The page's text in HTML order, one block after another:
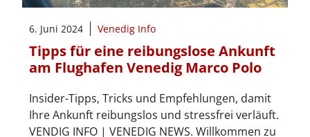
6. Juni 2024 Venedig Info
Tipps für eine reibungslose Ankunft
am Flughafen Venedig Marco Polo
Insider-Tipps, Tricks und Empfehlungen, damit
Ihre Ankunft reibungslos und stressfrei verläuft.
VENDIG INFO | VENEDIG NEWS. Willkommen zu